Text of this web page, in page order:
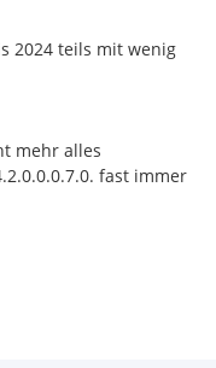
2024 teils mit wenig
mehr alles
fast immer